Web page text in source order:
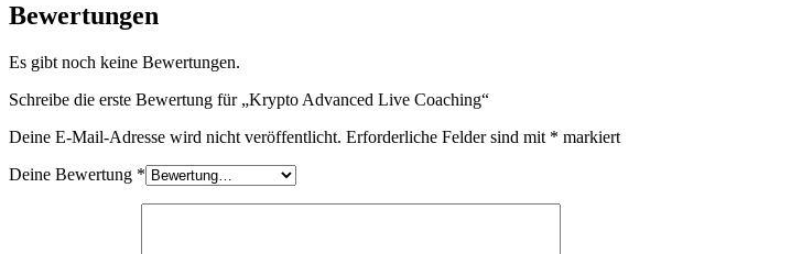
Bewertungen
Es gibt noch keine Bewertungen.
Schreibe die erste Bewertung für „Krypto Advanced Live Coaching“
Deine E-Mail-Adresse wird nicht veröffentlicht. Erforderliche Felder sind mit * markiert
Deine Bewertung *